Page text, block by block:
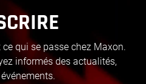
qui se passe chez Maxon.
informés des actualités,